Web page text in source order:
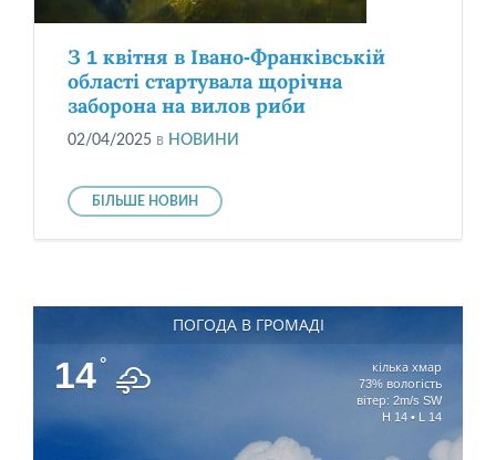
З 1 квітня в Івано-Франківській
області стартувала щорічна
заборона на вилов риби
02/04/2025 в НОВИНИ
БІЛЬШЕ НОВИН
ПОГОДА В ГРОМАДІ
14°
кілька хмар
73% вологість
вітер: 2m/s SW
H 14 • L 14